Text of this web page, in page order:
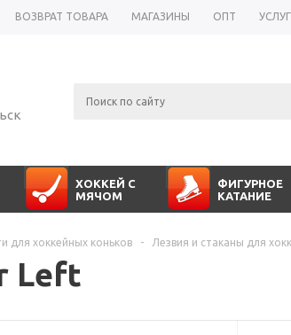
ВОЗВРАТ ТОВАРА МАГАЗИНЫ ОПТ
ХОККЕЙ С
МЯЧОМ
ФИГУРНОЕ
КАТАНИЕ
для хоккейных коньков - Лезвия и стаканы для
Left